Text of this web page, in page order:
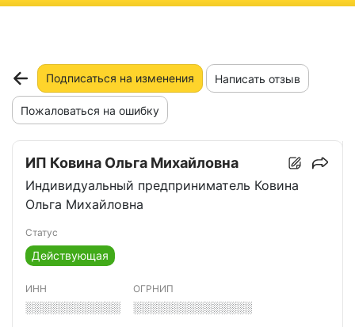
Подписаться на изменения Написать отзыв
Пожаловаться на ошибку
ИП Ковина Ольга Михайловна
Индивидуальный предприниматель Ковина
Ольга Михайловна
Статус
Действующая
ИНН
░░░░░░░░░░░░
ОГРНИП
░░░░░░░░░░░░░░░